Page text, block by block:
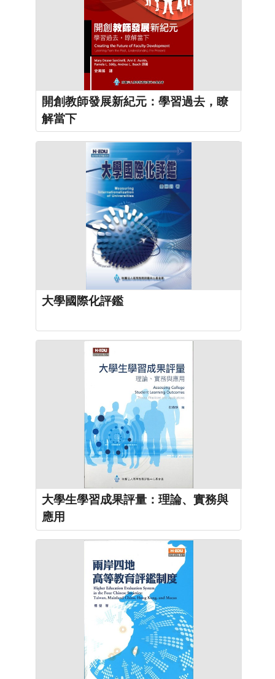
開創教師發展新紀元：學習過去，瞭
解當下
大學國際化評鑑
大學生學習成果評量：理論、實務與
應用